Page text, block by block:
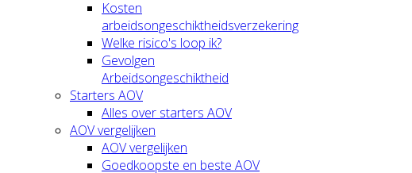
Kosten
arbeidsongeschiktheidsverzekering
Welke risico's loop ik?
Gevolgen
Arbeidsongeschiktheid
Starters AOV
Alles over starters AOV
AOV vergelijken
AOV vergelijken
Goedkoopste en beste AOV